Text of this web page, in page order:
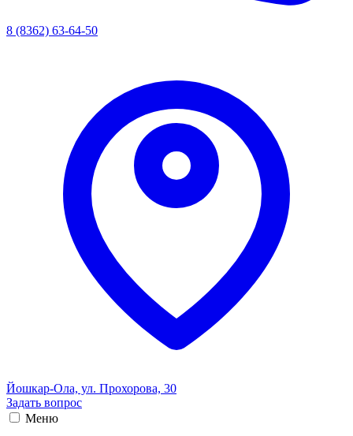
8 (8362) 63-64-50
Йошкар-Ола, ул. Прохорова, 30
Задать вопрос
Меню